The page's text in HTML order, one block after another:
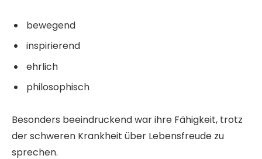
bewegend
inspirierend
ehrlich
philosophisch
Besonders beeindruckend war ihre Fähigkeit, trotz
der schweren Krankheit über Lebensfreude zu
sprechen.